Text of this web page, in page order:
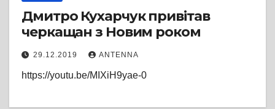
Дмитро Кухарчук привітав
черкащан з Новим роком
29.12.2019 ANTENNA
https://youtu.be/MIXiH9yae-0